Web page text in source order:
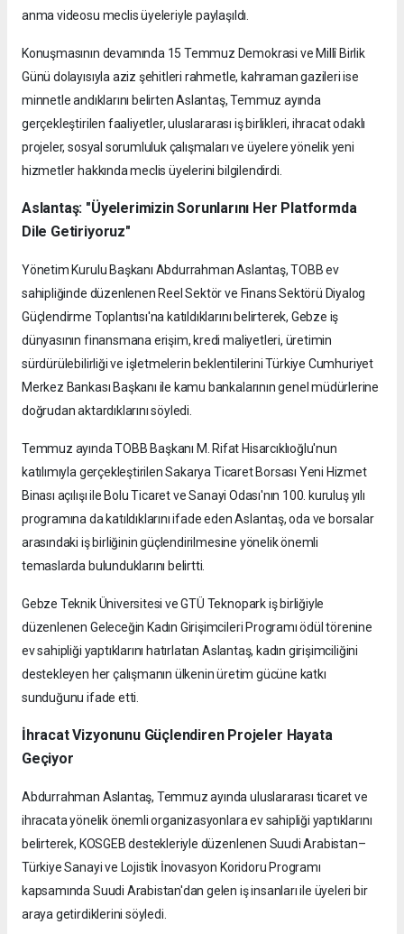
anma videosu meclis üyeleriyle paylaşıldı.
Konuşmasının devamında 15 Temmuz Demokrasi ve Millî Birlik
Günü dolayısıyla aziz şehitleri rahmetle, kahraman gazileri ise
minnetle andıklarını belirten Aslantaş, Temmuz ayında
gerçekleştirilen faaliyetler, uluslararası iş birlikleri, ihracat odaklı
projeler, sosyal sorumluluk çalışmaları ve üyelere yönelik yeni
hizmetler hakkında meclis üyelerini bilgilendirdi.
Aslantaş: "Üyelerimizin Sorunlarını Her Platformda
Dile Getiriyoruz"
Yönetim Kurulu Başkanı Abdurrahman Aslantaş, TOBB ev
sahipliğinde düzenlenen Reel Sektör ve Finans Sektörü Diyalog
Güçlendirme Toplantısı'na katıldıklarını belirterek, Gebze iş
dünyasının finansmana erişim, kredi maliyetleri, üretimin
sürdürülebilirliği ve işletmelerin beklentilerini Türkiye Cumhuriyet
Merkez Bankası Başkanı ile kamu bankalarının genel müdürlerine
doğrudan aktardıklarını söyledi.
Temmuz ayında TOBB Başkanı M. Rifat Hisarcıklıoğlu'nun
katılımıyla gerçekleştirilen Sakarya Ticaret Borsası Yeni Hizmet
Binası açılışı ile Bolu Ticaret ve Sanayi Odası'nın 100. kuruluş yılı
programına da katıldıklarını ifade eden Aslantaş, oda ve borsalar
arasındaki iş birliğinin güçlendirilmesine yönelik önemli
temaslarda bulunduklarını belirtti.
Gebze Teknik Üniversitesi ve GTÜ Teknopark iş birliğiyle
düzenlenen Geleceğin Kadın Girişimcileri Programı ödül törenine
ev sahipliği yaptıklarını hatırlatan Aslantaş, kadın girişimciliğini
destekleyen her çalışmanın ülkenin üretim gücüne katkı
sunduğunu ifade etti.
İhracat Vizyonunu Güçlendiren Projeler Hayata
Geçiyor
Abdurrahman Aslantaş, Temmuz ayında uluslararası ticaret ve
ihracata yönelik önemli organizasyonlara ev sahipliği yaptıklarını
belirterek, KOSGEB destekleriyle düzenlenen Suudi Arabistan–
Türkiye Sanayi ve Lojistik İnovasyon Koridoru Programı
kapsamında Suudi Arabistan'dan gelen iş insanları ile üyeleri bir
araya getirdiklerini söyledi.